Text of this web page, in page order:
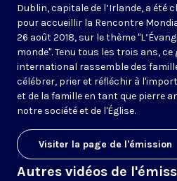
Dublin, capitale de l’Irlande, a été
pour accueillir la Rencontre
26 août 2018, sur le thème
monde". Tenu tous les trois ans,
international rassemble des
célébrer, prier et réfléchir à
et de la famille en tant que pierre
notre société et de l'Église.
Visiter la page de l'émission
Autres vidéos de